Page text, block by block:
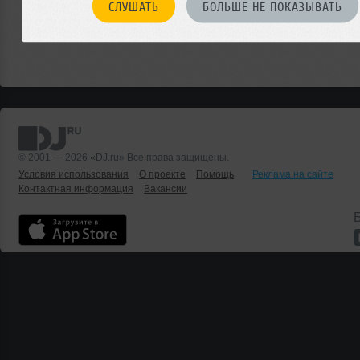
СЛУШАТЬ БОЛЬШЕ НЕ ПОКАЗЫВАТЬ
© 2001 — 2026 «DJ.ru» Все права защищены.
Условия использования
О проекте Помощь
Реклама на сайте
Контактная информация
Вакансии